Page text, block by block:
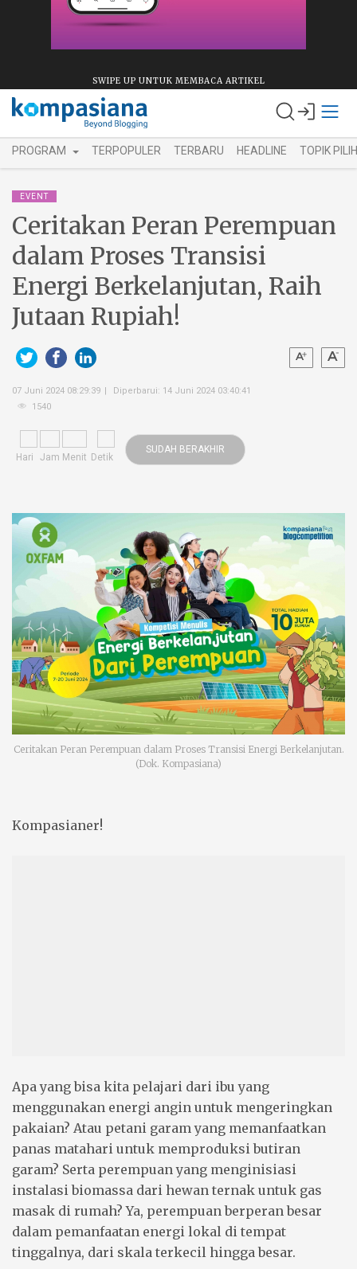
SWIPE UP UNTUK MEMBACA ARTIKEL
PROGRAM TERPOPULER TERBARU HEADLINE TOPIK
EVENT
Ceritakan Peran Perempuan
dalam Proses Transisi
Energi Berkelanjutan, Raih
Jutaan Rupiah!
07 Juni 2024 08:29:39
Diperbarui: 14 Juni 2024 03:40:41
1540
Hari Jam Menit Detik
SUDAH BERAKHIR
Ceritakan Peran Perempuan dalam Proses Transisi Energi Berkelanjutan.
(Dok. Kompasiana)
Kompasianer!
Apa yang bisa kita pelajari dari ibu yang
menggunakan energi angin untuk mengeringkan
pakaian? Atau petani garam yang memanfaatkan
panas matahari untuk memproduksi butiran
garam? Serta perempuan yang menginisiasi
instalasi biomassa dari hewan ternak untuk gas
masak di rumah? Ya, perempuan berperan besar
dalam pemanfaatan energi lokal di tempat
tinggalnya, dari skala terkecil hingga besar.